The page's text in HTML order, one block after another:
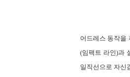
어드레스 동작을
(임팩트 라인)과
일직선으로 자신